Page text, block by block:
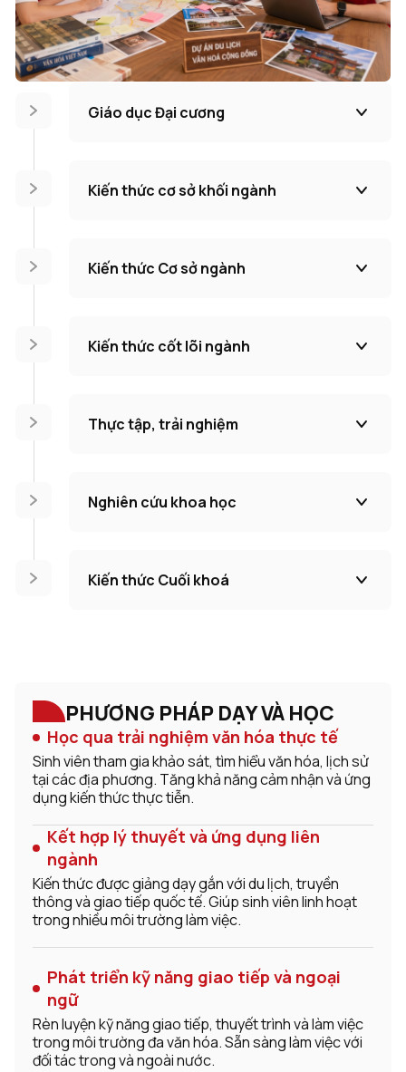
Giáo dục Đại cương
Kiến thức cơ sở khối ngành
Kiến thức Cơ sở ngành
Kiến thức cốt lõi ngành
Thực tập, trải nghiệm
Nghiên cứu khoa học
Kiến thức Cuối khoá
PHƯƠNG PHÁP DẠY VÀ HỌC
Học qua trải nghiệm văn hóa thực tế
Sinh viên tham gia khảo sát, tìm hiểu văn hóa, lịch sử
tại các địa phương. Tăng khả năng cảm nhận và ứng
dụng kiến thức thực tiễn.
Kết hợp lý thuyết và ứng dụng liên
ngành
Kiến thức được giảng dạy gắn với du lịch, truyền
thông và giao tiếp quốc tế. Giúp sinh viên linh hoạt
trong nhiều môi trường làm việc.
Phát triển kỹ năng giao tiếp và ngoại
ngữ
Rèn luyện kỹ năng giao tiếp, thuyết trình và làm việc
trong môi trường đa văn hóa. Sẵn sàng làm việc với
đối tác trong và ngoài nước.